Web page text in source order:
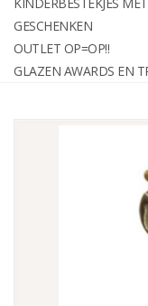
Kinderbestekjes met
Glazen awards en
GESCHENKEN
OUTLET OP=OP!!
GLAZEN AWARDS EN